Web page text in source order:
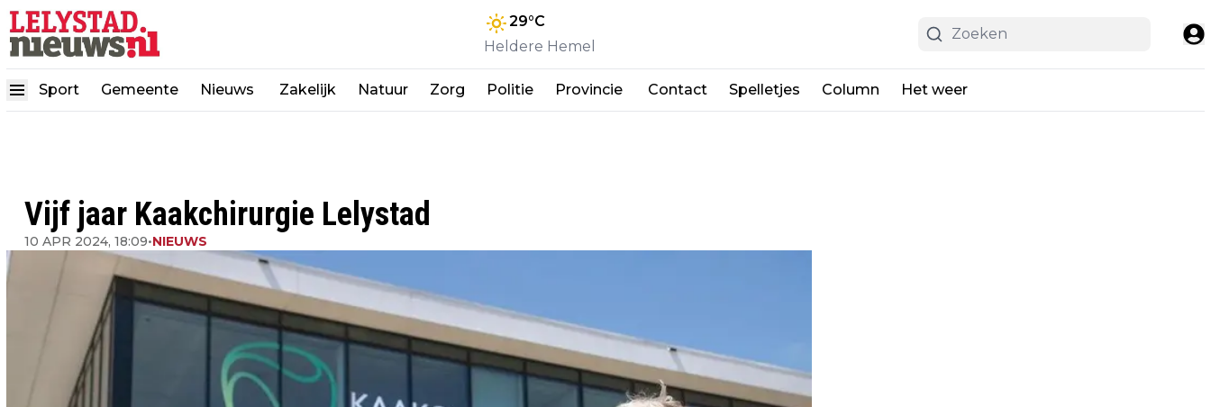
29°C
Heldere Hemel
Sport Gemeente Nieuws Zakelijk Natuur Zorg Politie Provincie Contact Spelletjes Column Het weer
Vijf jaar Kaakchirurgie Lelystad
10 APR 2024, 18:09•NIEUWS